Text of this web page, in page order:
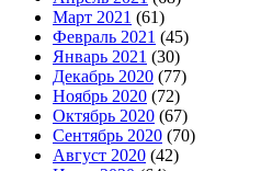
Март 2021 (61)
Февраль 2021 (45)
Январь 2021 (30)
Декабрь 2020 (77)
Ноябрь 2020 (72)
Октябрь 2020 (67)
Сентябрь 2020 (70)
Август 2020 (42)